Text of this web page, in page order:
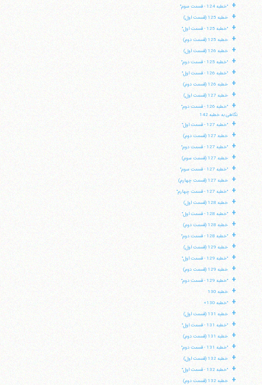
+ "خطبه 124 - قسمت سوم"
+ خطبه 125 (قسمت اول)
+ "خطبه 125 - قسمت اول"
+ خطبه 125 (قسمت دوم)
+ خطبه 126 (قسمت اول)
+ "خطبه 125 - قسمت دوم"
+ "خطبه 126 - قسمت اول"
+ خطبه 126 (قسمت دوم)
+ خطبه 127 (قسمت اول)
+
"خطبه 126 - قسمت دوم"
نگاهی به خطبه 142
+ "خطبه 127 - قسمت اول"
+ خطبه 127 (قسمت دوم)
+ "خطبه 127 - قسمت دوم"
+ خطبه 127 (قسمت سوم)
+ "خطبه 127 - قسمت سوم"
+ خطبه 127 (قسمت چهارم)
+ "خطبه 127 - قسمت چهارم"
+ خطبه 128 (قسمت اول)
+ "خطبه 128 - قسمت اول"
+ خطبه 128 (قسمت دوم)
+ "خطبه 128 - قسمت دوم"
+ خطبه 129 (قسمت اول)
+ "خطبه 129 - قسمت اول"
+ خطبه 129 (قسمت دوم)
+ "خطبه 129 - قسمت دوم"
+ خطبه 130
+ "خطبه 130»
+ خطبه 131 (قسمت اول)
+ "خطبه 131 - قسمت اول"
+ خطبه 131 (قسمت دوم)
+ "خطبه 131 - قسمت دوم"
+ خطبه 132 (قسمت اول)
+ "خطبه 132 - قسمت اول"
+ خطبه 132 (قسمت دوم)